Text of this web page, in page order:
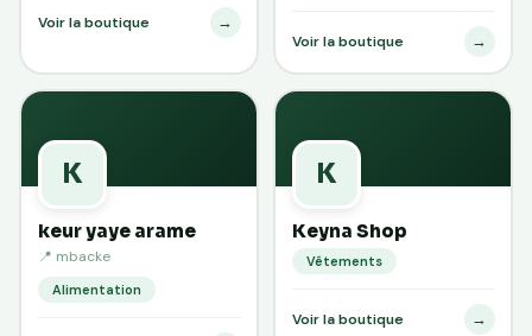
Voir la boutique →
Voir la boutique →
K
keur yaye arame
📍 mbacke
Alimentation
K
Keyna Shop
Vêtements
Voir la boutique →